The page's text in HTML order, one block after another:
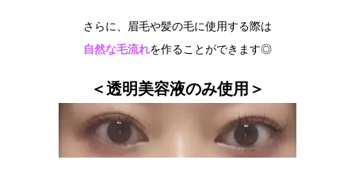
さらに、眉毛や髪の毛に使用する際は
自然な毛流れを作ることができます◎
＜透明美容液のみ使用＞